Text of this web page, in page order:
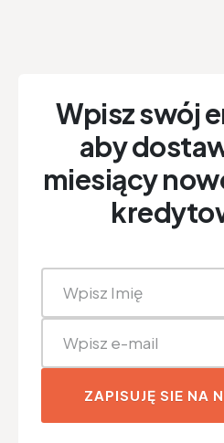
Wpisz swój
aby
miesiący
ZAPISUJĘ SIE NA